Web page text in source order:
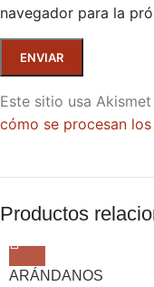
navegador para la
Este sitio usa
cómo se procesan
Productos
ARÁNDANOS